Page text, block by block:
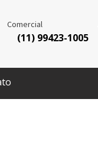
Comercial
(11) 99423-1005